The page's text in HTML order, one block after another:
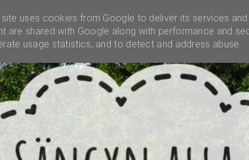
YHTEISTYÖT
site uses cookies from Google to deliver its services
are shared with Google along with performance and
usage statistics, and to detect and address abuse.